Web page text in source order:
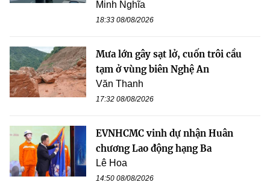
Minh Nghĩa
18:33 08/08/2026
Mưa lớn gây sạt lở, cuốn trôi cầu
tạm ở vùng biên Nghệ An
Văn Thanh
17:32 08/08/2026
EVNHCMC vinh dự nhận Huân
chương Lao động hạng Ba
Lê Hoa
14:50 08/08/2026